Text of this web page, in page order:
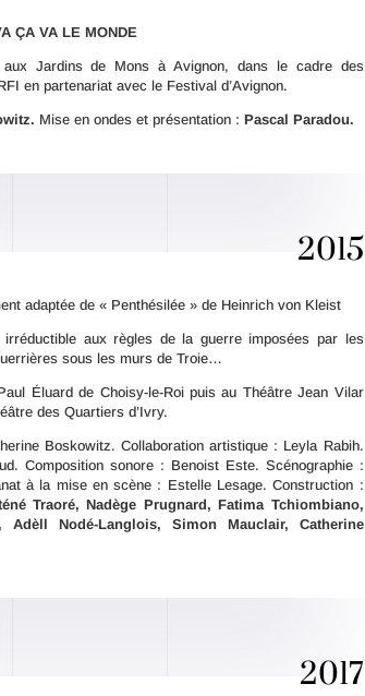
ÇA VA LE MONDE
aux Jardins de Mons à Avignon, dans le cadre des
en partenariat avec le Festival d’Avignon.
Mise en ondes et présentation :Pascal Paradou.
2015
adaptée de « Penthésilée » de Heinrich von Kleist
irréductible aux règles de la guerre imposées par les
sous les murs de Troie…
Éluard de Choisy-le-Roi puis au Théâtre Jean Vilar
des Quartiers d’Ivry.
Boskowitz. Collaboration artistique : Leyla Rabih.
Composition sonore : Benoist Este. Scénographie :
à la mise en scène : Estelle Lesage. Construction :
Traoré, Nadège Prugnard, Fatima Tchiombiano,
Adèll Nodé-Langlois, Simon Mauclair, Catherine
2017